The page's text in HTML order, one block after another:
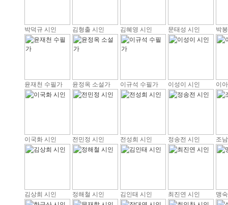
박덕규 시인 김형출 시인 김혜영 시인 문태성 시인 박
윤재천 수필가 윤정옥 소설가 이규석 수필가 이성이 시인 이
이국화 시인 전민정 시인 전성희 시인 정송전 시인 조
김상희 시인 정해철 시인 김인태 시인 최진연 시인 맹